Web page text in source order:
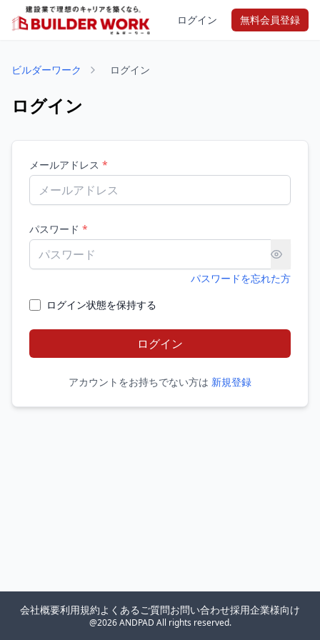
ログイン 無料会員登録
ビルダーワーク ログイン
ログイン
メールアドレス *
パスワード *
パスワードを忘れた方
ログイン状態を保持する
ログイン
アカウントをお持ちでない方は 新規登録
@2026 ANDPAD All rights reserved.
会社概要利用規約よくあるご質問お問い合わせ採用企業様向け